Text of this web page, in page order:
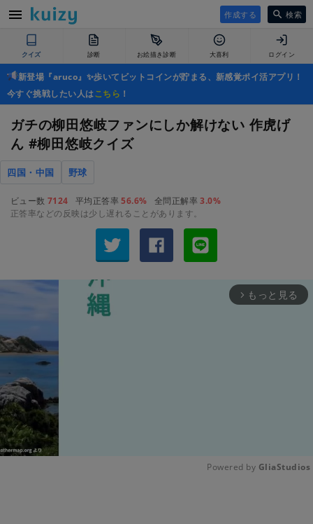
作成する 検索
クイズ 診断 お絵描き診断 大喜利 ログイン
新登場『aruco』✨歩いてビットコインが貯まる、新感覚ポイ活アプリ！
今すぐ挑戦したい人はこちら ！
ガチの柳田悠岐ファンにしか解けない 作虎げ
ん #柳田悠岐クイズ
四国・中国 野球
ビュー数 7124 平均正答率56.6% 全問正解率3.0%
正答率などの反映は少し遅れることがあります。
arrow_forward_ios もっと見る
Powered by GliaStudios